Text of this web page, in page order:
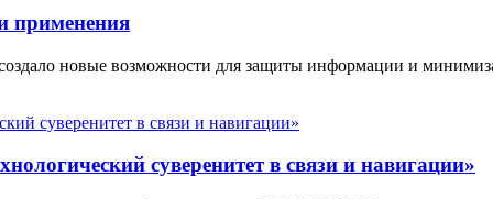
применения
новые возможности для защиты информации и
суверенитет в связи и навигации»